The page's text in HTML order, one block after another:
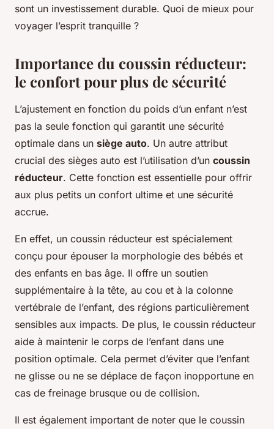
sont un investissement durable. Quoi de mieux pour
voyager l’esprit tranquille ?
Importance du coussin réducteur:
le confort pour plus de sécurité
L’ajustement en fonction du poids d’un enfant n’est
pas la seule fonction qui garantit une sécurité
optimale dans un siège auto. Un autre attribut
crucial des sièges auto est l’utilisation d’un coussin
réducteur. Cette fonction est essentielle pour offrir
aux plus petits un confort ultime et une sécurité
accrue.
En effet, un coussin réducteur est spécialement
conçu pour épouser la morphologie des bébés et
des enfants en bas âge. Il offre un soutien
supplémentaire à la tête, au cou et à la colonne
vertébrale de l’enfant, des régions particulièrement
sensibles aux impacts. De plus, le coussin réducteur
aide à maintenir le corps de l’enfant dans une
position optimale. Cela permet d’éviter que l’enfant
ne glisse ou ne se déplace de façon inopportune en
cas de freinage brusque ou de collision.
Il est également important de noter que le coussin